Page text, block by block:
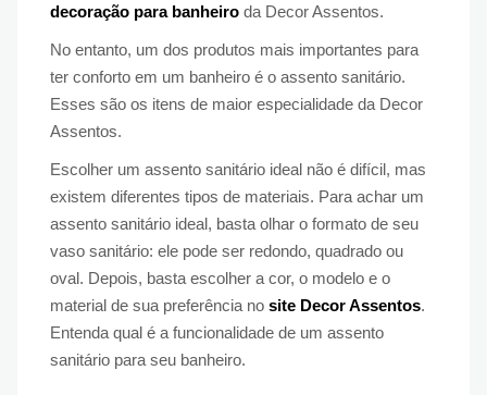
decoração para banheiro da Decor Assentos.
No entanto, um dos produtos mais importantes para
ter conforto em um banheiro é o assento sanitário.
Esses são os itens de maior especialidade da Decor
Assentos.
Escolher um assento sanitário ideal não é difícil, mas
existem diferentes tipos de materiais. Para achar um
assento sanitário ideal, basta olhar o formato de seu
vaso sanitário: ele pode ser redondo, quadrado ou
oval. Depois, basta escolher a cor, o modelo e o
material de sua preferência no site Decor Assentos.
Entenda qual é a funcionalidade de um assento
sanitário para seu banheiro.